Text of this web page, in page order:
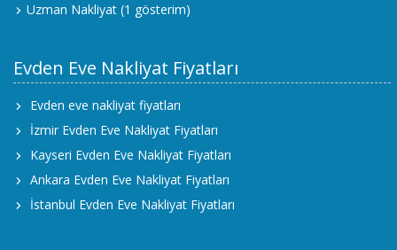
Uzman Nakliyat (1 gösterim)
Evden Eve Nakliyat Fiyatları
Evden eve nakliyat fiyatları
İzmir Evden Eve Nakliyat Fiyatları
Kayseri Evden Eve Nakliyat Fiyatları
Ankara Evden Eve Nakliyat Fiyatları
İstanbul Evden Eve Nakliyat Fiyatları